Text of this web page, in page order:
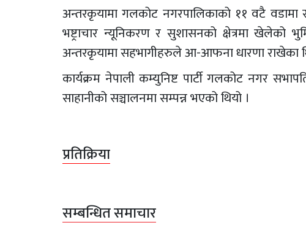
अन्तरकृयामा गलकोट नगरपालिकाको ११ वटै वडामा
भष्ट्राचार न्यूनिकरण र सुशासनको क्षेत्रमा खेलेको
अन्तरकृयामा सहभागीहरुले आ-आफना धारणा राखेका
कार्यक्रम नेपाली कम्युनिष्ट पार्टी गलकोट नगर
साहानीको सञ्चालनमा सम्पन्न भएको थियो ।
प्रतिक्रिया
सम्बन्धित समाचार